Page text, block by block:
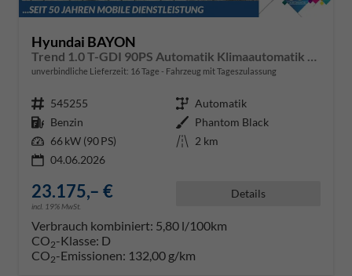
Hyundai BAYON
unverbindliche Lieferzeit: 16 Tage Fahrzeug mit Tageszulassung
Fahrzeugnr. 545255 Getriebe Automatik
Kraftstoff Benzin Außenfarbe Phantom Black
Leistung 66 kW (90 PS) Kilometerstand 2 km
04.06.2026
23.175,– €
incl. 19% MwSt.
Details
Verbrauch kombiniert: 5,80 l/100km
CO2-Klasse: D
CO2-Emissionen: 132,00 g/km